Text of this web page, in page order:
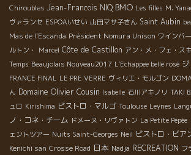
Chiroubles Jean-Francois NIQ BMO Les filles M.
ヴァランセ ESPOAいせい 山田マサ子さん Saint Aubin
Mas de l'Escarida Président Nomura Unison ワインバ
ルトン・
Marcel Côte de Castillon アン・メ・フェ・ス
Temps Beaujolais Nouveau2017 L'Echappee belle rosé
FRANCE FINAL LE PRE VERRE ヴィリエ・モルゴン
ん Domaine Olivier Cousin Isabelle 石川アキノリ TAKI
ュロ Kirishima ビストロ・マルゴ Toulouse Leynes
ノ・コネ・チーム ドメーヌ・リヴァトン La Petite Pépée
ェントツアー Nuits Saint-Georges Neil ビストロ・ビア
Kenichi san Crosse Road 日本 Nadja RECREATION フ